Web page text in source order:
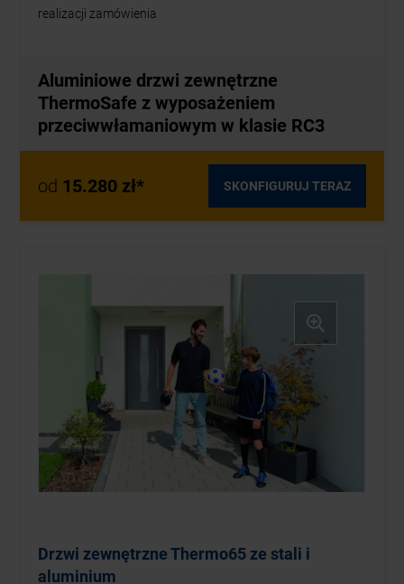
realizacji zamówienia
Aluminiowe drzwi zewnętrzne
ThermoSafe z wyposażeniem
przeciwwłamaniowym w klasie RC3
od 15.280 zł* SKONFIGURUJ TERAZ
Drzwi zewnętrzne Thermo65 ze stali i
aluminium